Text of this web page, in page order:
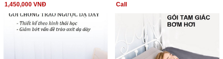
1,450,000 VNĐ Call